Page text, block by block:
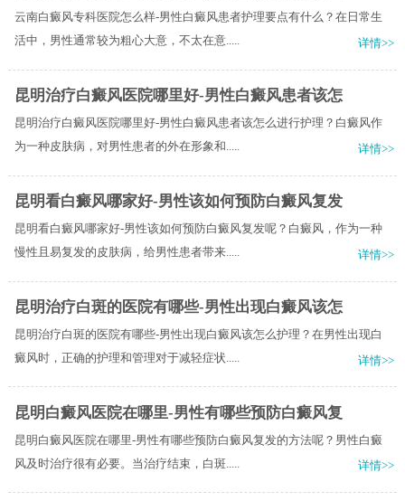
云南白癜风专科医院怎么样-男性白癜风患者护理要点有什么？在日常生
活中，男性通常较为粗心大意，不太在意.....
详情>>
昆明治疗白癜风医院哪里好-男性白癜风患者该怎
昆明治疗白癜风医院哪里好-男性白癜风患者该怎么进行护理？白癜风作
为一种皮肤病，对男性患者的外在形象和.....
详情>>
昆明看白癜风哪家好-男性该如何预防白癜风复发
昆明看白癜风哪家好-男性该如何预防白癜风复发呢？白癜风，作为一种
慢性且易复发的皮肤病，给男性患者带来.....
详情>>
昆明治疗白斑的医院有哪些-男性出现白癜风该怎
昆明治疗白斑的医院有哪些-男性出现白癜风该怎么护理？在男性出现白
癜风时，正确的护理和管理对于减轻症状.....
详情>>
昆明白癜风医院在哪里-男性有哪些预防白癜风复
昆明白癜风医院在哪里-男性有哪些预防白癜风复发的方法呢？男性白癜
风及时治疗很有必要。当治疗结束，白斑.....
详情>>